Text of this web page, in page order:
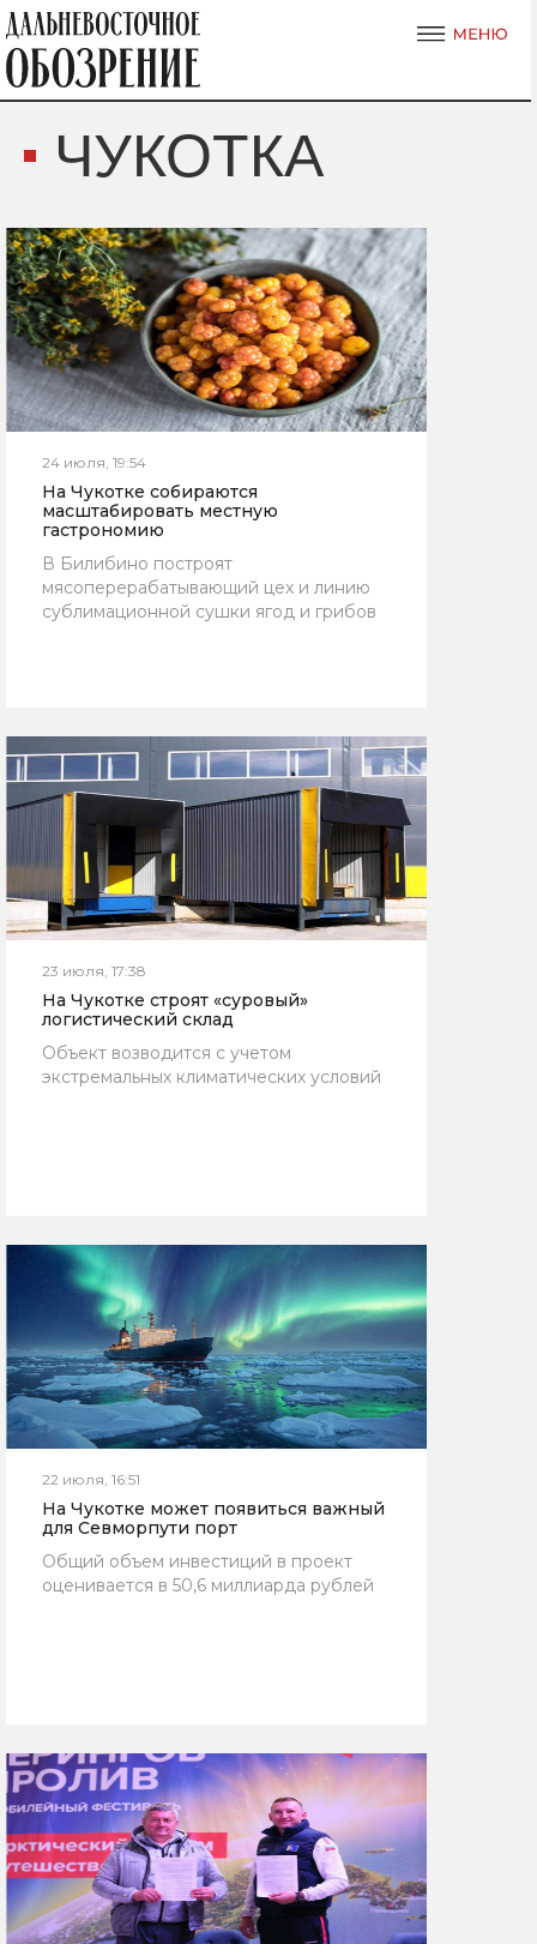
ЧУКОТКА
24 июля, 19:54
На Чукотке собираются
масштабировать местную
гастрономию
В Билибино построят
мясоперерабатывающий цех и линию
сублимационной сушки ягод и грибов
23 июля, 17:38
На Чукотке строят «суровый»
логистический склад
Объект возводится с учетом
экстремальных климатических условий
22 июля, 16:51
На Чукотке может появиться важный
для Севморпути порт
Общий объем инвестиций в проект
оценивается в 50,6 миллиарда рублей